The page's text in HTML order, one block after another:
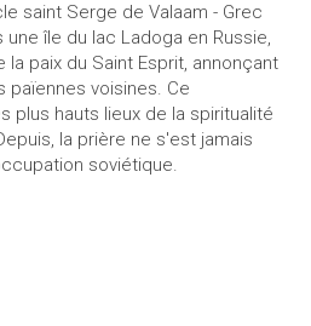
saint Serge de Valaam - Grec
une île du lac Ladoga en Russie,
la paix du Saint Esprit, annonçant
païennes voisines. Ce
plus hauts lieux de la spiritualité
la prière ne s'est jamais
soviétique.